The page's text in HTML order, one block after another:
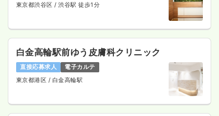
給与 29.2万円/月 賞与4ヶ月
日祝休み
4週8休以上
オンコールあり
月給34万円以上可
気になる 詳細を見る
一時募集休止
東京都渋谷区 / 渋谷駅 徒歩1分
白金高輪駅前ゆう皮膚科クリニック
直接応募求人
電子カルテ
東京都港区 / 白金高輪駅